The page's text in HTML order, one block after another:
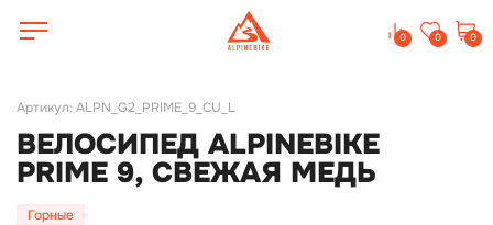
0 0 0
Артикул: ALPN_G2_PRIME_9_CU_L
ВЕЛОСИПЕД ALPINEBIKE
PRIME 9, СВЕЖАЯ МЕДЬ
Горные